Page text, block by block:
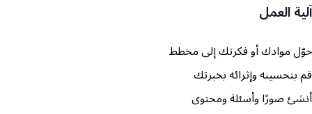
آلية العمل
حوّل موادك أو فكرتك إلى مخطط
قم بتحسينه وإثرائه بخبرتك
أنشئ صورًا وأسئلة ومحتوى